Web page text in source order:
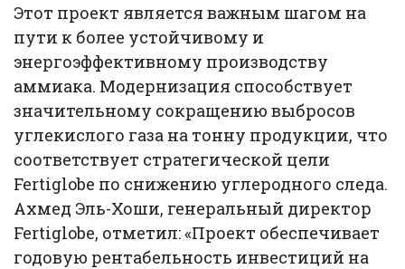
Этот проект является важным шагом на
пути к более устойчивому и
энергоэффективному производству
аммиака. Модернизация способствует
значительному сокращению выбросов
углекислого газа на тонну продукции, что
соответствует стратегической цели
Fertiglobe по снижению углеродного следа.
Ахмед Эль-Хоши, генеральный директор
Fertiglobe, отметил: «Проект обеспечивает
годовую рентабельность инвестиций на